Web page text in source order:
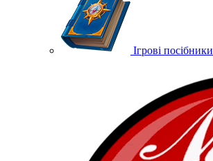
Ігрові посібники